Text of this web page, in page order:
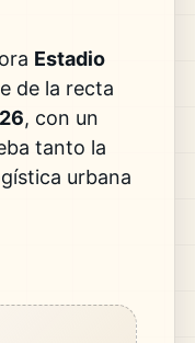
Estadio
de la recta
, con un
tanto la
urbana